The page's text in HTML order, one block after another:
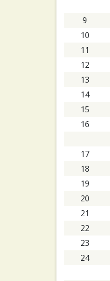
9
10
11
12
13
14
15
16
17
18
19
20
21
22
23
24